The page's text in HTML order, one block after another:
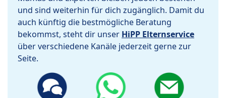
und sind weiterhin für dich zugänglich. Damit du
auch künftig die bestmögliche Beratung
bekommst, steht dir unser HiPP Elternservice
über verschiedene Kanäle jederzeit gerne zur
Seite.